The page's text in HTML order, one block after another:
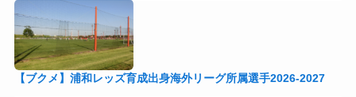
【ブクメ】浦和レッズ育成出身海外リーグ所属選手2026-2027